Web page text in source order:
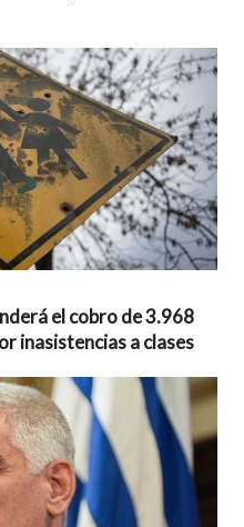
el cobro de 3.968
inasistencias a clases